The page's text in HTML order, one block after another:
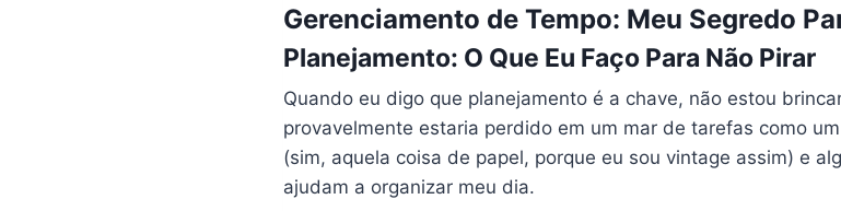
Gerenciamento de Tempo: Meu Segredo
Planejamento: O Que Eu Faço Para Não Pirar
Quando eu digo que planejamento é a chave, não estou
provavelmente estaria perdido em um mar de tarefas como
(sim, aquela coisa de papel, porque eu sou vintage assim) e
ajudam a organizar meu dia.